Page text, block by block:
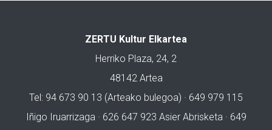
ZERTU Kultur Elkartea
Herriko Plaza, 24, 2
48142 Artea
Tel: 94 673 90 13 (Arteako bulegoa) · 649 979 115
Iñigo Iruarrizaga · 626 647 923 Asier Abrisketa · 649